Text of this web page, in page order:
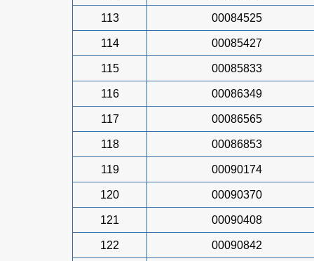
113 00084525
114 00085427
115 00085833
116 00086349
117 00086565
118 00086853
119 00090174
120 00090370
121 00090408
122 00090842